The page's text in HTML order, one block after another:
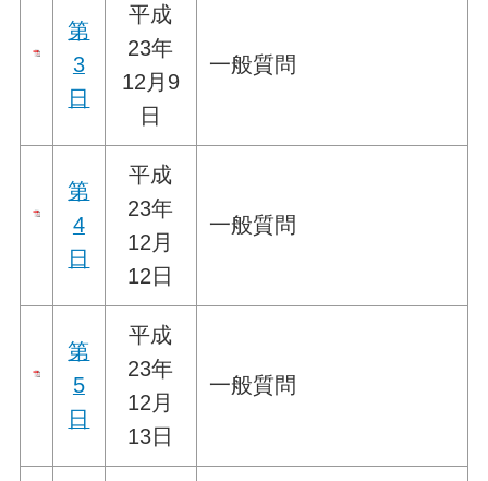
第
3
日
平成
23年
12月9
日
一般質問
第
4
日
平成
23年
12月
12日
一般質問
第
5
日
平成
23年
12月
13日
一般質問